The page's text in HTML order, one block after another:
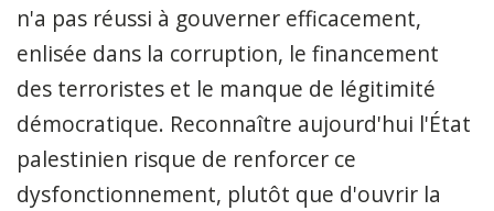
n'a pas réussi à gouverner efficacement,
enlisée dans la corruption, le financement
des terroristes et le manque de légitimité
démocratique. Reconnaître aujourd'hui l'État
palestinien risque de renforcer ce
dysfonctionnement, plutôt que d'ouvrir la